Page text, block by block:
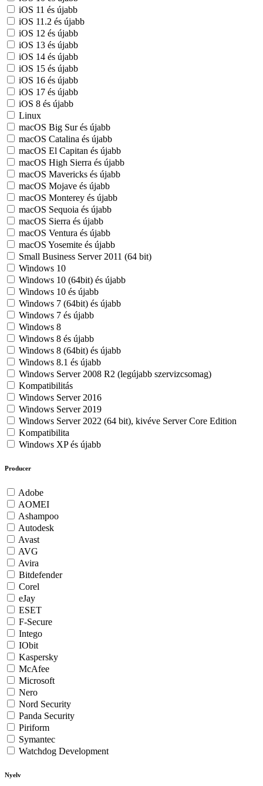
iOS 11 és újabb
iOS 11.2 és újabb
iOS 12 és újabb
iOS 13 és újabb
iOS 14 és újabb
iOS 15 és újabb
iOS 16 és újabb
iOS 17 és újabb
iOS 8 és újabb
Linux
macOS Big Sur és újabb
macOS Catalina és újabb
macOS El Capitan és újabb
macOS High Sierra és újabb
macOS Mavericks és újabb
macOS Mojave és újabb
macOS Monterey és újabb
macOS Sequoia és újabb
macOS Sierra és újabb
macOS Ventura és újabb
macOS Yosemite és újabb
Small Business Server 2011 (64 bit)
Windows 10
Windows 10 (64bit) és újabb
Windows 10 és újabb
Windows 7 (64bit) és újabb
Windows 7 és újabb
Windows 8
Windows 8 és újabb
Windows 8 (64bit) és újabb
Windows 8.1 és újabb
Windows Server 2008 R2 (legújabb szervizcsomag)
Kompatibilitás
Windows Server 2016
Windows Server 2019
Windows Server 2022 (64 bit), kivéve Server Core Edition
Kompatibilita
Windows XP és újabb
Producer
Adobe
AOMEI
Ashampoo
Autodesk
Avast
AVG
Avira
Bitdefender
Corel
eJay
ESET
F-Secure
Intego
IObit
Kaspersky
McAfee
Microsoft
Nero
Nord Security
Panda Security
Piriform
Symantec
Watchdog Development
Nyelv